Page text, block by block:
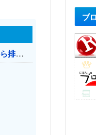
共産党「これは酷い…京都市でマイナンバーカードを持たない29万人がポイント給付事業から排除された」
ブ